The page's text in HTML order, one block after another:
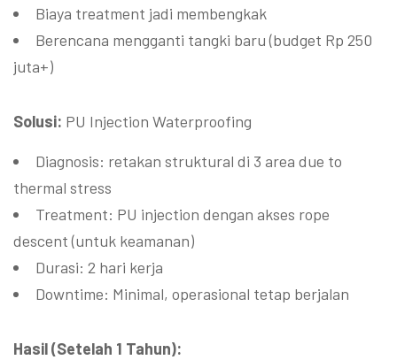
Biaya treatment jadi membengkak
Berencana mengganti tangki baru (budget Rp 250
juta+)
Solusi: PU Injection Waterproofing
Diagnosis: retakan struktural di 3 area due to
thermal stress
Treatment: PU injection dengan akses rope
descent (untuk keamanan)
Durasi: 2 hari kerja
Downtime: Minimal, operasional tetap berjalan
Hasil (Setelah 1 Tahun):